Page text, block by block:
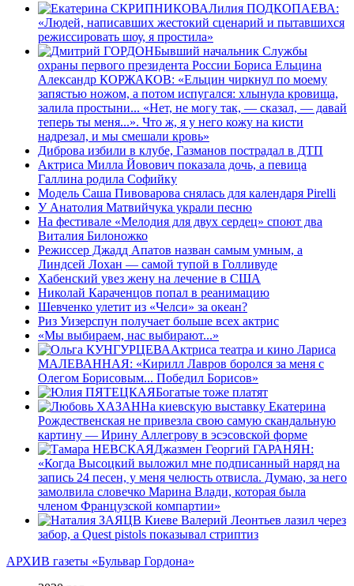
Лилия ПОДКОПАЕВА:
«Людей, написавших жестокий сценарий и пытавшихся
режиссировать шоу, я простила»
Бывший начальник Службы
охраны первого президента России Бориса Ельцина
Александр КОРЖАКОВ: «Ельцин чиркнул по моему
запястью ножом, а потом испугался: хлынула кровища,
залила простыни... «Нет, не могу так, — сказал, — давай
теперь ты меня...». Что ж, я у него кожу на кисти
надрезал, и мы смешали кровь»
Диброва избили в клубе, Газманов пострадал в ДТП
Актриса Милла Йовович показала дочь, а певица
Галлина родила Софийку
Модель Саша Пивоварова снялась для календаря Pirelli
У Анатолия Матвийчука украли песню
На фестивале «Мелодия для двух сердец» споют два
Виталия Билоножко
Режиссер Джадд Апатов назван самым умным, а
Линдсей Лохан — самой тупой в Голливуде
Хабенский увез жену на лечение в США
Николай Караченцов попал в реанимацию
Шевченко улетит из «Челси» за океан?
Риз Уизерспун получает больше всех актрис
«Мы выбираем, нас выбирают...»
Актриса театра и кино Лариса
МАЛЕВАННАЯ: «Кирилл Лавров боролся за меня с
Олегом Борисовым... Победил Борисов»
Богатые тоже платят
На киевскую выставку Екатерина
Рождественская не привезла свою самую скандальную
картину — Ирину Аллегрову в эсэсовской форме
Джазмен Георгий ГАРАНЯН:
«Когда Высоцкий выложил мне подписанный наряд на
запись 24 песен, у меня челюсть отвисла. Думаю, за него
замолвила словечко Марина Влади, которая была
членом Французской компартии»
В Киеве Валерий Леонтьев лазил через
забор, а Quest pistols показывал стриптиз
АРХИВ газеты «Бульвар Гордона»